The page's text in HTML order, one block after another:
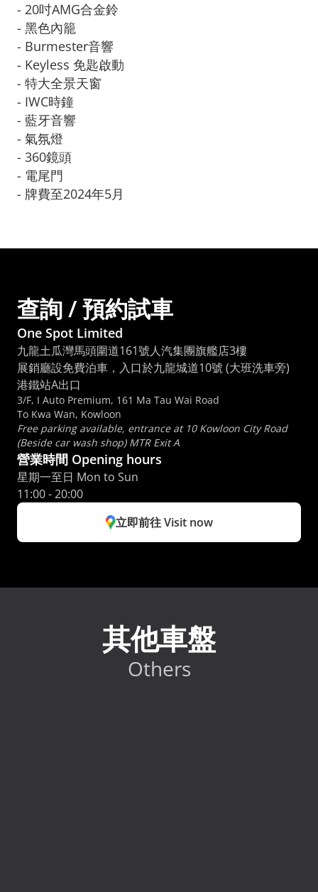
- 20吋AMG合金鈴
- 黑色內籠
- Burmester音響
- Keyless 免匙啟動
- 特大全景天窗
- IWC時鐘
- 藍牙音響
- 氣氛燈
- 360鏡頭
- 電尾門
- 牌費至2024年5月
查詢 / 預約試車
One Spot Limited
九龍土瓜灣馬頭圍道161號人汽集團旗艦店3樓
展銷廳設免費泊車，入口於九龍城道10號 (大班洗車旁)
港鐵站A出口
3/F, I Auto Premium, 161 Ma Tau Wai Road
To Kwa Wan, Kowloon
Free parking available, entrance at 10 Kowloon City Road
(Beside car wash shop) MTR Exit A
營業時間 Opening hours
星期一至日 Mon to Sun
11:00 - 20:00
立即前往 Visit now
其他車盤
Others